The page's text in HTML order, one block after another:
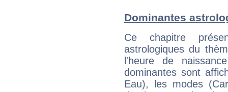
Dominantes
Ce chapitre
astrologiques du
l'heure de
dominantes sont
Eau), les modes